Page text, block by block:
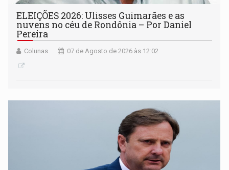
ELEIÇÕES 2026: Ulisses Guimarães e as
nuvens no céu de Rondônia – Por Daniel
Pereira
Colunas 07 de Agosto de 2026 às 12:02